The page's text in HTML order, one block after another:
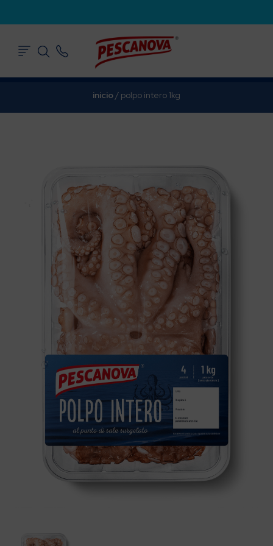
inicio / polpo intero 1kg